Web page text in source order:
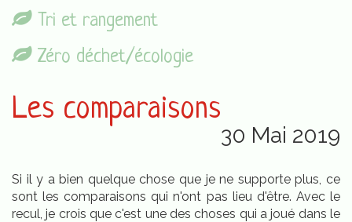
Tri et rangement
Zéro déchet/écologie
30 Mai 2019
Les comparaisons
Si il y a bien quelque chose que je ne supporte plus, ce
sont les comparaisons qui n'ont pas lieu d'être. Avec le
recul, je crois que c'est une des choses qui a joué dans le